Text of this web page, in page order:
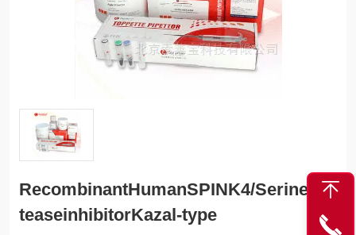
RecombinantHumanSPINK4/Serinepro
teaseinhibitorKazal-type